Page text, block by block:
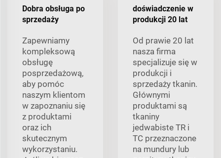
Dobra obsługa po
sprzedaży
Zapewniamy
kompleksową
obsługę
posprzedażową,
aby pomóc
naszym klientom
w zapoznaniu się
z produktami
oraz ich
skutecznym
wykorzystaniu.
doświadczenie w
produkcji 20 lat
Od prawie 20 lat
nasza firma
specjalizuje się w
produkcji i
sprzedaży tkanin.
Głównymi
produktami są
tkaniny
jedwabiste TR i
TC przeznaczone
na mundury lub